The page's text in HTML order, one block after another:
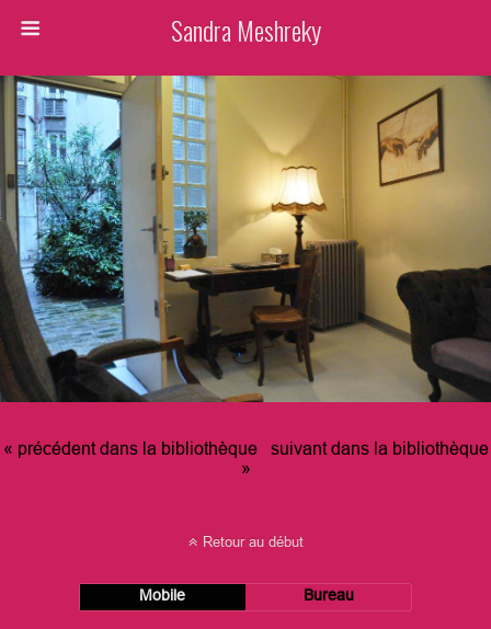
Sandra Meshreky
« précédent dans la bibliothèque
suivant dans la bibliothèque
»
Retour au début
Mobile Bureau